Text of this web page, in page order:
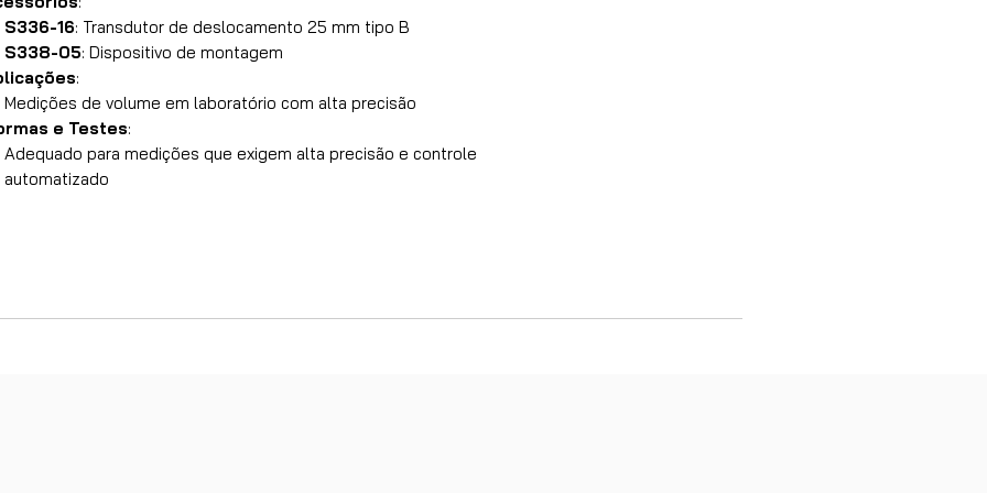
S336-16: Transdutor de deslocamento 25 mm tipo B
S338-05: Dispositivo de montagem
:
Medições de volume em laboratório com alta precisão
e Testes:
Adequado para medições que exigem alta precisão e controle
automatizado